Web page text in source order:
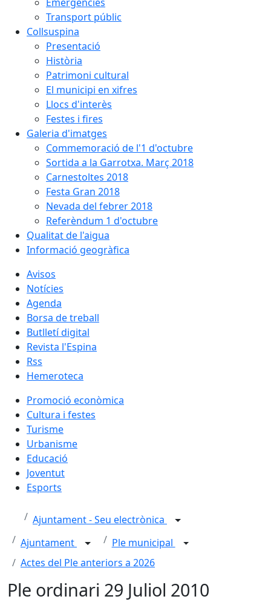
Transport públic
Collsuspina
Presentació
Història
Patrimoni cultural
El municipi en xifres
Llocs d'interès
Festes i fires
Galeria d'imatges
Commemoració de l'1 d'octubre
Sortida a la Garrotxa. Març 2018
Carnestoltes 2018
Festa Gran 2018
Nevada del febrer 2018
Referèndum 1 d'octubre
Qualitat de l'aigua
Informació geogràfica
Avisos
Notícies
Agenda
Borsa de treball
Butlletí digital
Revista l'Espina
Rss
Hemeroteca
Promoció econòmica
Cultura i festes
Turisme
Urbanisme
Educació
Joventut
Esports
Ajuntament - Seu electrònica
Ajuntament
Ple municipal
Actes del Ple anteriors a 2026
Ple ordinari 29 Juliol 2010